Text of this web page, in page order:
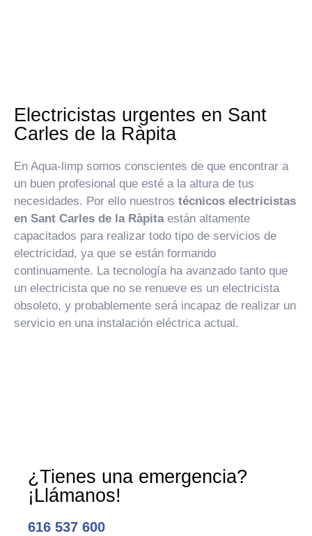
Electricistas urgentes en Sant
Carles de la Ràpita
En Aqua-limp somos conscientes de que encontrar a
un buen profesional que esté a la altura de tus
necesidades. Por ello nuestros técnicos electricistas
en Sant Carles de la Ràpita están altamente
capacitados para realizar todo tipo de servicios de
electricidad, ya que se están formando
continuamente. La tecnología ha avanzado tanto que
un electricista que no se renueve es un electricista
obsoleto, y probablemente será incapaz de realizar un
servicio en una instalación eléctrica actual.
¿Tienes una emergencia?
¡Llámanos!
616 537 600